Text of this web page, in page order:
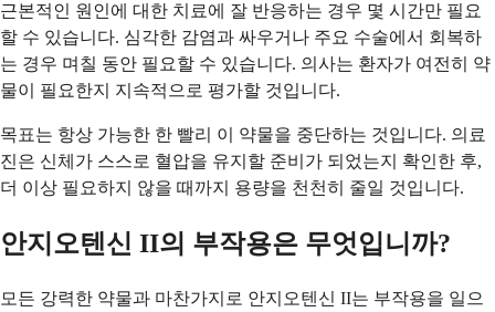
근본적인 원인에 대한 치료에 잘 반응하는 경우 몇 시간만 필요
할 수 있습니다. 심각한 감염과 싸우거나 주요 수술에서 회복하
는 경우 며칠 동안 필요할 수 있습니다. 의사는 환자가 여전히 약
물이 필요한지 지속적으로 평가할 것입니다.
목표는 항상 가능한 한 빨리 이 약물을 중단하는 것입니다. 의료
진은 신체가 스스로 혈압을 유지할 준비가 되었는지 확인한 후,
더 이상 필요하지 않을 때까지 용량을 천천히 줄일 것입니다.
안지오텐신 II의 부작용은 무엇입니까?
모든 강력한 약물과 마찬가지로 안지오텐신 II는 부작용을 일으